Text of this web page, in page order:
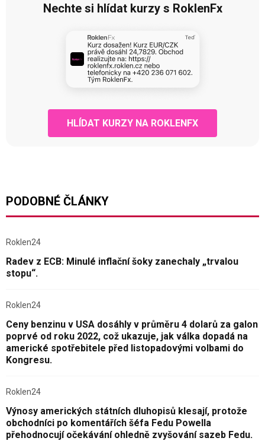
Nechte si hlídat kurzy s RoklenFx
HLÍDAT KURZY NA ROKLENFX
PODOBNÉ ČLÁNKY
Roklen24
Radev z ECB: Minulé inflační šoky zanechaly „trvalou
stopu“.
Roklen24
Ceny benzinu v USA dosáhly v průměru 4 dolarů za galon
poprvé od roku 2022, což ukazuje, jak válka dopadá na
americké spotřebitele před listopadovými volbami do
Kongresu.
Roklen24
Výnosy amerických státních dluhopisů klesají, protože
obchodníci po komentářích šéfa Fedu Powella
přehodnocují očekávání ohledně zvyšování sazeb Fedu.